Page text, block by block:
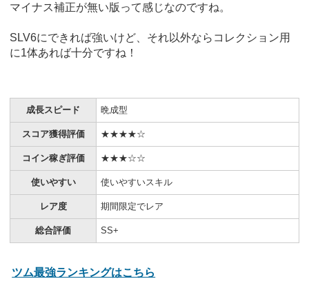
マイナス補正が無い版って感じなのですね。
SLV6にできれば強いけど、それ以外ならコレクション用
に1体あれば十分ですね！
成長スピード 晩成型
スコア獲得評価 ★★★★☆
コイン稼ぎ評価 ★★★☆☆
使いやすい 使いやすいスキル
レア度 期間限定でレア
総合評価 SS+
ツム最強ランキングはこちら